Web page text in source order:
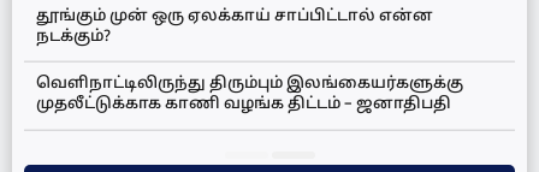
தூங்கும் முன் ஒரு ஏலக்காய் சாப்பிட்டால் என்ன
நடக்கும்?
வெளிநாட்டிலிருந்து திரும்பும் இலங்கையர்களுக்கு
முதலீட்டுக்காக காணி வழங்க திட்டம் – ஜனாதிபதி